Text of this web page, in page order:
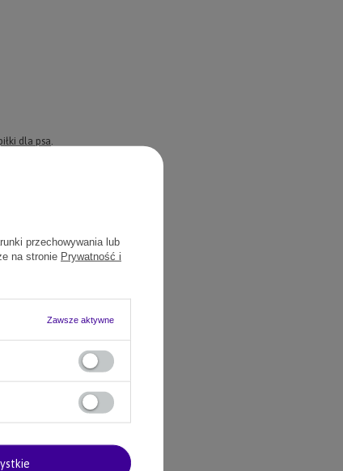
dla psa
przechowywania lub
na stronie Prywatność i
Zawsze aktywne